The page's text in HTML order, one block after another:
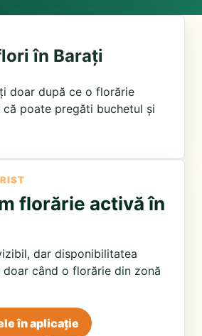
în Barați
doar după ce o florărie
poate pregăti buchetul și
florărie activă în
dar disponibilitatea
când o florărie din zonă
în aplicație